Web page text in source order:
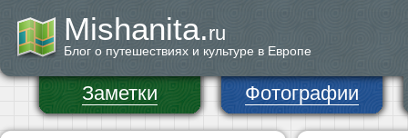
Mishanita.ru
Блог о путешествиях и культуре в Европе
Заметки Фотографии